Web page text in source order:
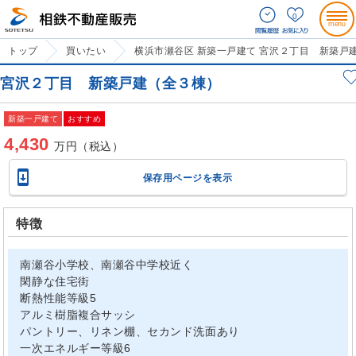
0
トップ 買いたい 横浜市瀬谷区 新築一戸建て 宮沢２丁目 新築戸
宮沢２丁目 新築戸建（全３棟）
新築一戸建て おすすめ
4,430万円（税込）
 保存用ページを表示
特徴
南瀬谷小学校、南瀬谷中学校近く
閑静な住宅街
断熱性能等級5
アルミ樹脂複合サッシ
パントリー、リネン棚、セカンド洗面あり
一次エネルギー等級6